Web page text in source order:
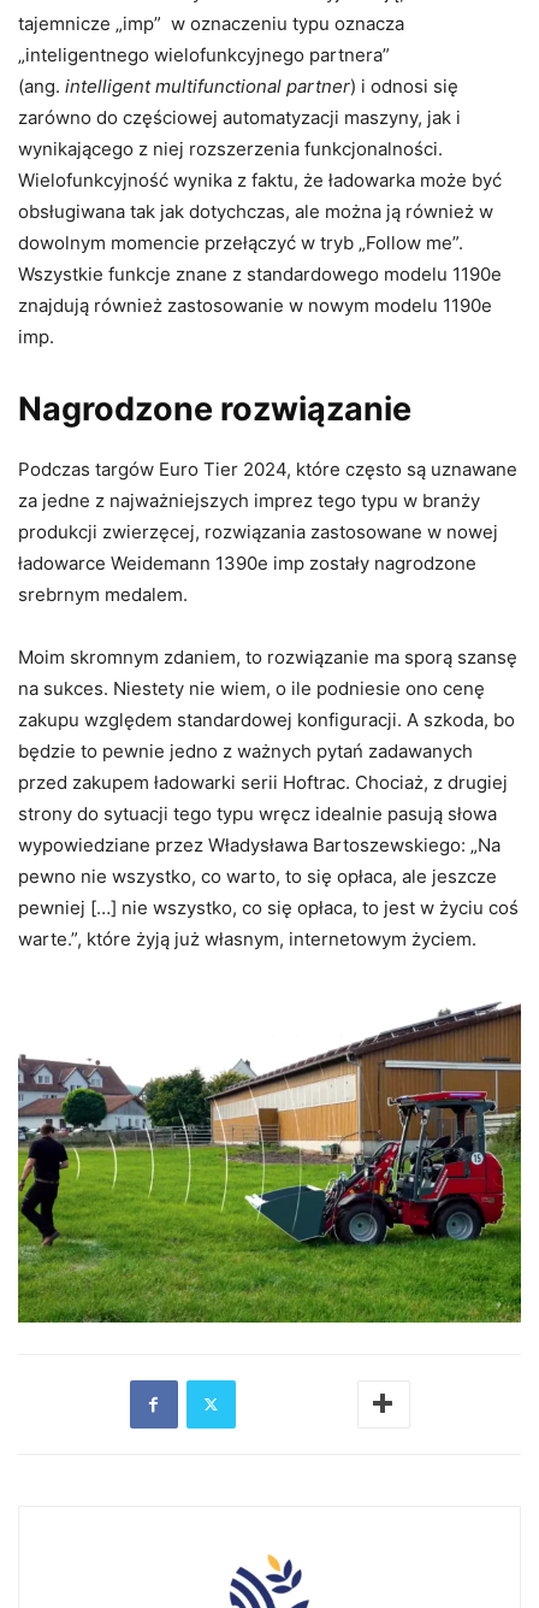
tajemnicze „imp” w oznaczeniu typu oznacza
„inteligentnego wielofunkcyjnego partnera”
(ang. intelligent multifunctional partner) i odnosi się
zarówno do częściowej automatyzacji maszyny, jak i
wynikającego z niej rozszerzenia funkcjonalności.
Wielofunkcyjność wynika z faktu, że ładowarka może być
obsługiwana tak jak dotychczas, ale można ją również w
dowolnym momencie przełączyć w tryb „Follow me”.
Wszystkie funkcje znane z standardowego modelu 1190e
znajdują również zastosowanie w nowym modelu 1190e
imp.
Nagrodzone rozwiązanie
Podczas targów Euro Tier 2024, które często są uznawane
za jedne z najważniejszych imprez tego typu w branży
produkcji zwierzęcej, rozwiązania zastosowane w nowej
ładowarce Weidemann 1390e imp zostały nagrodzone
srebrnym medalem.
Moim skromnym zdaniem, to rozwiązanie ma sporą szansę
na sukces. Niestety nie wiem, o ile podniesie ono cenę
zakupu względem standardowej konfiguracji. A szkoda, bo
będzie to pewnie jedno z ważnych pytań zadawanych
przed zakupem ładowarki serii Hoftrac. Chociaż, z drugiej
strony do sytuacji tego typu wręcz idealnie pasują słowa
wypowiedziane przez Władysława Bartoszewskiego: „Na
pewno nie wszystko, co warto, to się opłaca, ale jeszcze
pewniej […] nie wszystko, co się opłaca, to jest w życiu coś
warte.”, które żyją już własnym, internetowym życiem.